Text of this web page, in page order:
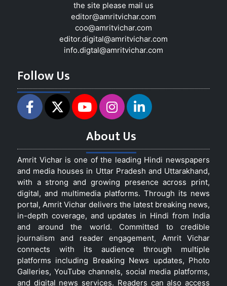
the site please mail us
editor@amritvichar.com
coo@amritvichar.com
editor.digital@amritvichar.com
info.digtal@amritvichar.com
Follow Us
About Us
Amrit Vichar is one of the leading Hindi newspapers
and media houses in Uttar Pradesh and Uttarakhand,
with a strong and growing presence across print,
digital, and multimedia platforms. Through its news
portal, Amrit Vichar delivers the latest breaking news,
in-depth coverage, and updates in Hindi from India
and around the world. Committed to credible
journalism and reader engagement, Amrit Vichar
connects with its audience through multiple
platforms including Breaking News updates, Photo
Galleries, YouTube channels, social media platforms,
and digital news services. Readers can also access